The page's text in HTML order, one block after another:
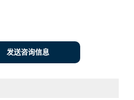
发送咨询信息